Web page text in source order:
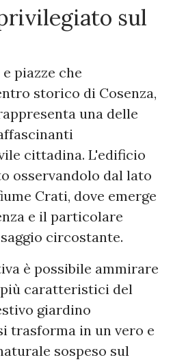
sul
piazze che
storico di Cosenza,
una delle
cittadina. L'edificio
osservandolo dal lato
Crati, dove emerge
e il particolare
circostante.
è possibile ammirare
caratteristici del
giardino
trasforma in un vero e
sospeso sul